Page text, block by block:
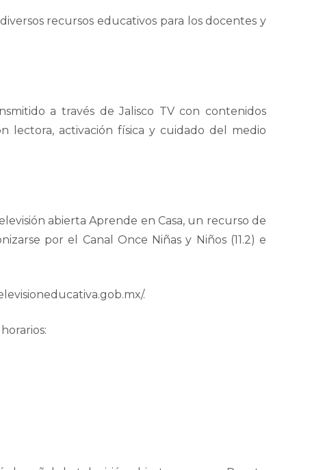
recursos educativos para los docentes y
a través de Jalisco TV con contenidos
lectora, activación física y cuidado del medio
abierta Aprende en Casa, un recurso de
por el Canal Once Niñas y Niños (11.2) e
.